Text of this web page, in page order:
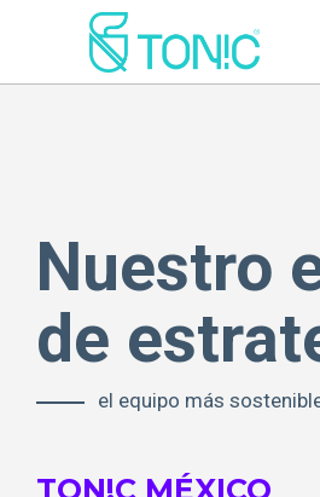
Nuestro
de
el equipo más
TON!C MÉXICO